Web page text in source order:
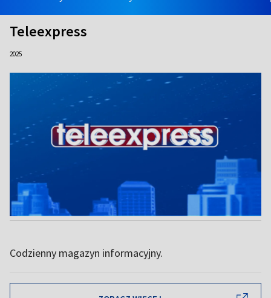
Teleexpress
2025
Codzienny magazyn informacyjny.